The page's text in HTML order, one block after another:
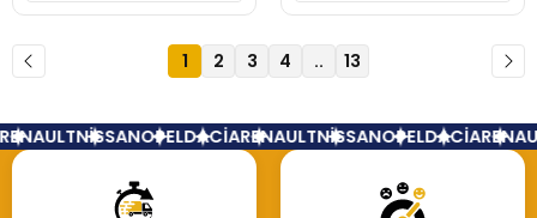
1 2 3 4 .. 13
NİSSANOPELDACİARENAULTNİSSANOPELDACİA